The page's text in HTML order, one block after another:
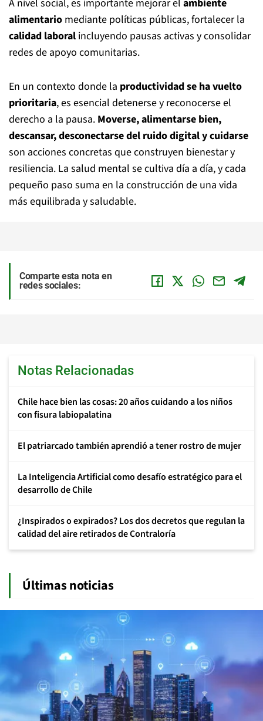
A nivel social, es importante mejorar el ambiente
alimentario mediante políticas públicas, fortalecer la
calidad laboral incluyendo pausas activas y consolidar
redes de apoyo comunitarias.
En un contexto donde la productividad se ha vuelto
prioritaria, es esencial detenerse y reconocerse el
derecho a la pausa. Moverse, alimentarse bien,
descansar, desconectarse del ruido digital y cuidarse
son acciones concretas que construyen bienestar y
resiliencia. La salud mental se cultiva día a día, y cada
pequeño paso suma en la construcción de una vida
más equilibrada y saludable.
Comparte esta nota en
redes sociales:
Notas Relacionadas
Chile hace bien las cosas: 20 años cuidando a los niños
con fisura labiopalatina
El patriarcado también aprendió a tener rostro de mujer
La Inteligencia Artificial como desafío estratégico para el
desarrollo de Chile
¿Inspirados o expirados? Los dos decretos que regulan la
calidad del aire retirados de Contraloría
Últimas noticias